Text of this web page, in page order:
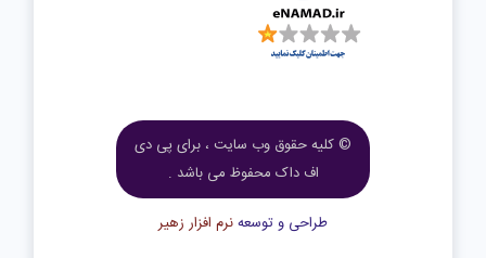
© کلیه حقوق وب سایت ، برای پی دی
اف داک محفوظ می باشد .
طراحی و توسعهنرم افزار زهیر